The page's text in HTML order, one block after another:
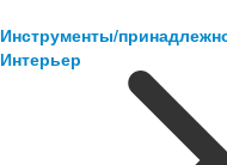
Инструменты/
Интерьер